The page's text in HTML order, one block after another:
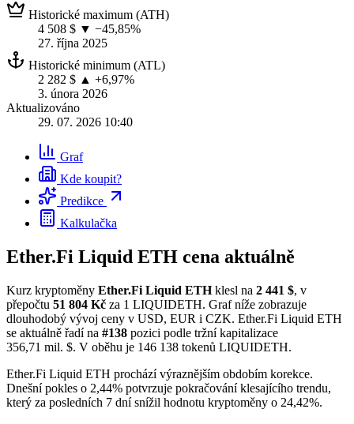
Historické maximum (ATH)
4 508 $ ▼ −45,85%
27. října 2025
Historické minimum (ATL)
2 282 $ ▲ +6,97%
3. února 2026
Aktualizováno
29. 07. 2026 10:40
Graf
Kde koupit?
Predikce
Kalkulačka
Ether.Fi Liquid ETH cena aktuálně
Kurz kryptoměny Ether.Fi Liquid ETHklesl na 2 441 $, v
přepočtu 51 804 Kč za 1 LIQUIDETH. Graf níže zobrazuje
dlouhodobý vývoj ceny v USD, EUR i CZK. Ether.Fi Liquid ETH
se aktuálně řadí na #138 pozici podle tržní kapitalizace
356,71 mil. $. V oběhu je 146 138 tokenů LIQUIDETH.
Ether.Fi Liquid ETH prochází výraznějším obdobím korekce.
Dnešní pokles o 2,44% potvrzuje pokračování klesajícího trendu,
který za posledních 7 dní snížil hodnotu kryptoměny o 24,42%.